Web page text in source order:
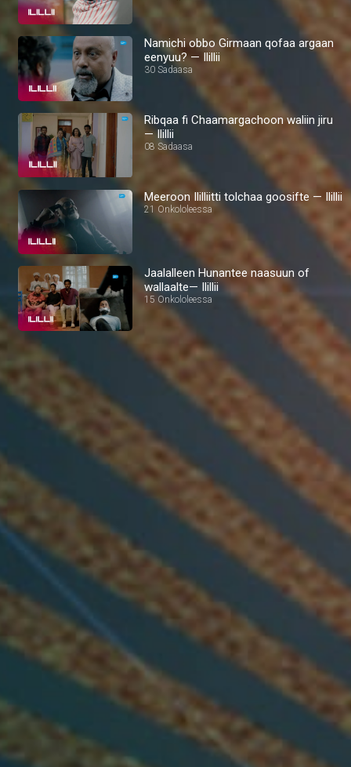
Namichi obbo Girmaan qofaa argaan
eenyuu? — Ilillii
30 Sadaasa
Ribqaa fi Chaamargachoon waliin jiru
— Ilillii
08 Sadaasa
Meeroon Ililliitti tolchaa goosifte — Ilillii
21 Onkololeessa
Jaalalleen Hunantee naasuun of
wallaalte— Ilillii
15 Onkololeessa